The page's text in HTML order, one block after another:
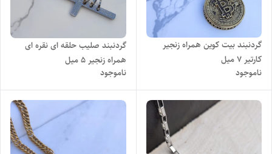
گردنبند بیت کوین همراه زنجیر
کارتیر 7 میل
ناموجود
گردنبند صلیب حلقه ای نقره ای
همراه زنجیر ۵ میل
ناموجود